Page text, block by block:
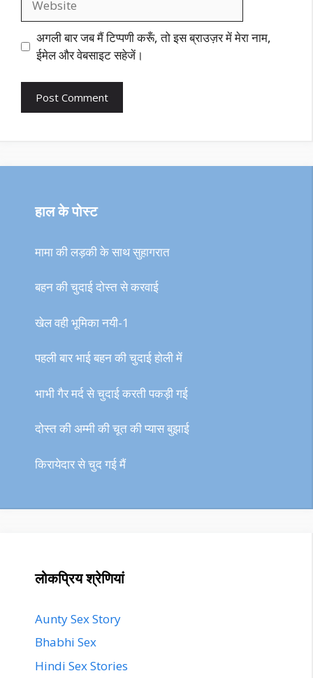
अगली बार जब मैं टिप्पणी करूँ, तो इस ब्राउज़र में मेरा नाम,
ईमेल और वेबसाइट सहेजें।
हाल के पोस्ट
मामा की लड़की के साथ सुहागरात
बहन की चुदाई दोस्त से करवाई
खेल वही भूमिका नयी-1
पहली बार भाई बहन की चुदाई होली में
भाभी गैर मर्द से चुदाई करती पकड़ी गई
दोस्त की अम्मी की चूत की प्यास बुझाई
किरायेदार से चुद गई मैं
लोकप्रिय श्रेणियां
Aunty Sex Story
Bhabhi Sex
Hindi Sex Stories